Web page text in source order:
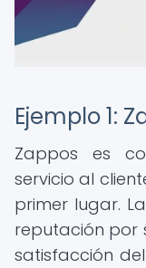
Ejemplo 1:
Zappos es
servicio al
primer lugar.
reputación por
satisfacción